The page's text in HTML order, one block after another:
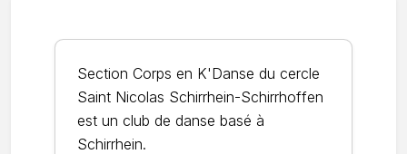
Section Corps en K'Danse du cercle
Saint Nicolas Schirrhein-Schirrhoffen
est un club de danse basé à
Schirrhein.